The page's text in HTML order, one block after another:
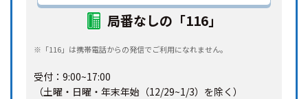
局番なしの「116」
※「116」は携帯電話からの発信でご利用になれません。
受付：9:00~17:00
（土曜・日曜・年末年始（12/29~1/3）を除く）